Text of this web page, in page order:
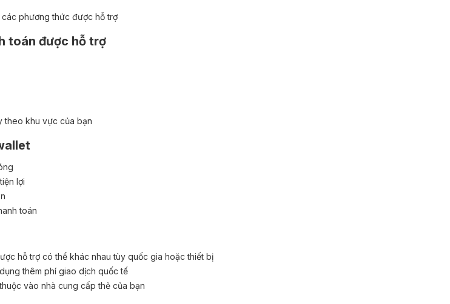
phương thức được hỗ trợ
toán được hỗ trợ
theo khu vực của bạn
lợi
toán
hỗ trợ có thể khác nhau tùy quốc gia hoặc thiết bị
thêm phí giao dịch quốc tế
vào nhà cung cấp thẻ của bạn